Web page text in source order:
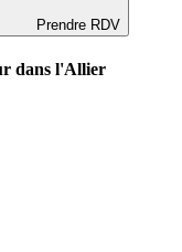
Prendre RDV
dans l'Allier